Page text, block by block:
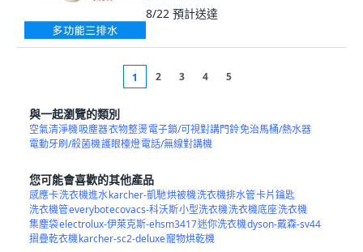
8/22 預計送達
1 2 3 4 5
與一起瀏覽的類別
空氣清淨機吸塵器衣物整燙電子鎖/可視對講門鈴免治馬桶/熱水器
電動牙刷/殺菌機護眼檯燈電話/無線對講機
您可能會喜歡的其他產品
感應卡洗衣機進水karcher-凱馳烘被機洗衣機排水管卡片鑰匙
洗衣機管everybotecovacs-科沃斯小型洗衣機洗衣機底座洗衣機
集塵袋electrolux-伊萊克斯-ehsm3417迷你洗衣機dyson-戴森-sv44
摺疊乾衣機karcher-sc2-deluxe寵物烘乾機